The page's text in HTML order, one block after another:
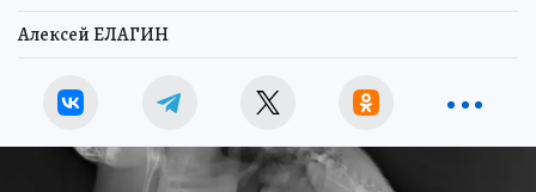
Алексей ЕЛАГИН